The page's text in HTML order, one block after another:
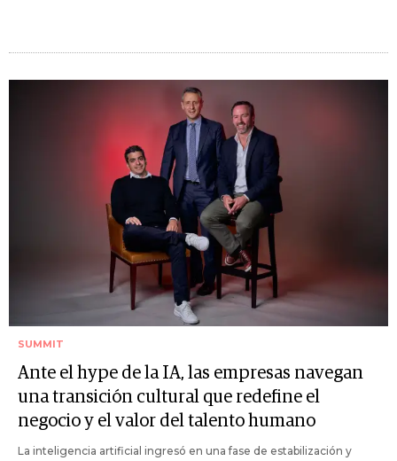
SUMMIT
Ante el hype de la IA, las empresas navegan
una transición cultural que redefine el
negocio y el valor del talento humano
La inteligencia artificial ingresó en una fase de estabilización y